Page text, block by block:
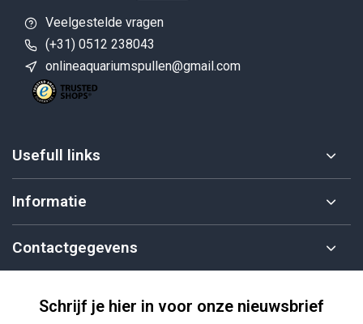
Veelgestelde vragen
(+31) 0512 238043
onlineaquariumspullen@gmail.com
Usefull links
Informatie
Contactgegevens
Schrijf je hier in voor onze nieuwsbrief